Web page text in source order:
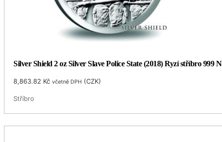
Silver Shield 2 oz Silver Slave Police State (2018) Ryzí stříbro 999
8,863.82 Kč včetně DPH (CZK)
Stříbro